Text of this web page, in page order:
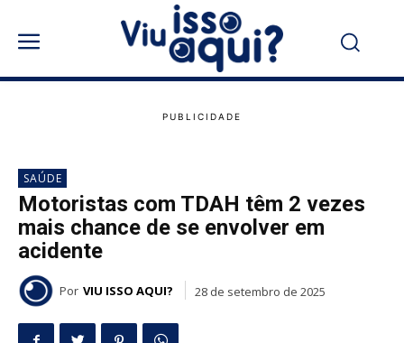
SAÚDE
Motoristas com TDAH têm 2 vezes
mais chance de se envolver em
acidente
Por VIU ISSO AQUI? 28 de setembro de 2025